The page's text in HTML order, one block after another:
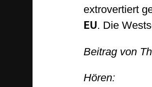
extrovertiert
EU. Die
Beitrag von
Hören: